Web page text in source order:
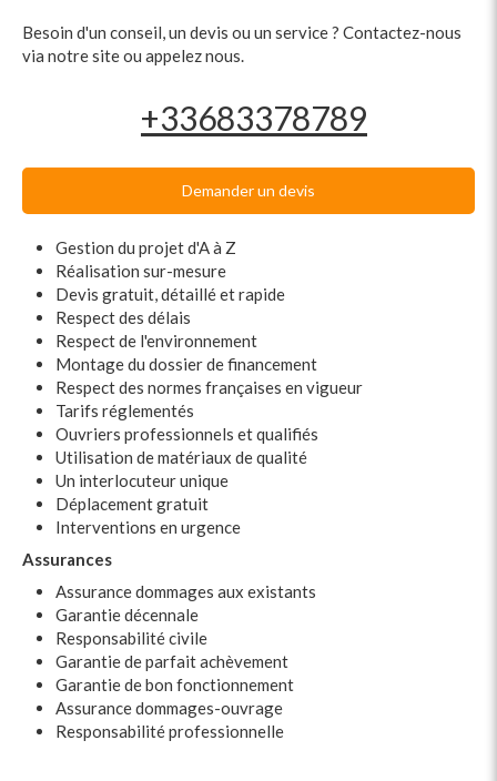
Besoin d'un conseil, un devis ou un service ? Contactez-nous
via notre site ou appelez nous.
+33683378789
Demander un devis
Gestion du projet d'A à Z
Réalisation sur-mesure
Devis gratuit, détaillé et rapide
Respect des délais
Respect de l'environnement
Montage du dossier de financement
Respect des normes françaises en vigueur
Tarifs réglementés
Ouvriers professionnels et qualifiés
Utilisation de matériaux de qualité
Un interlocuteur unique
Déplacement gratuit
Interventions en urgence
Assurances
Assurance dommages aux existants
Garantie décennale
Responsabilité civile
Garantie de parfait achèvement
Garantie de bon fonctionnement
Assurance dommages-ouvrage
Responsabilité professionnelle